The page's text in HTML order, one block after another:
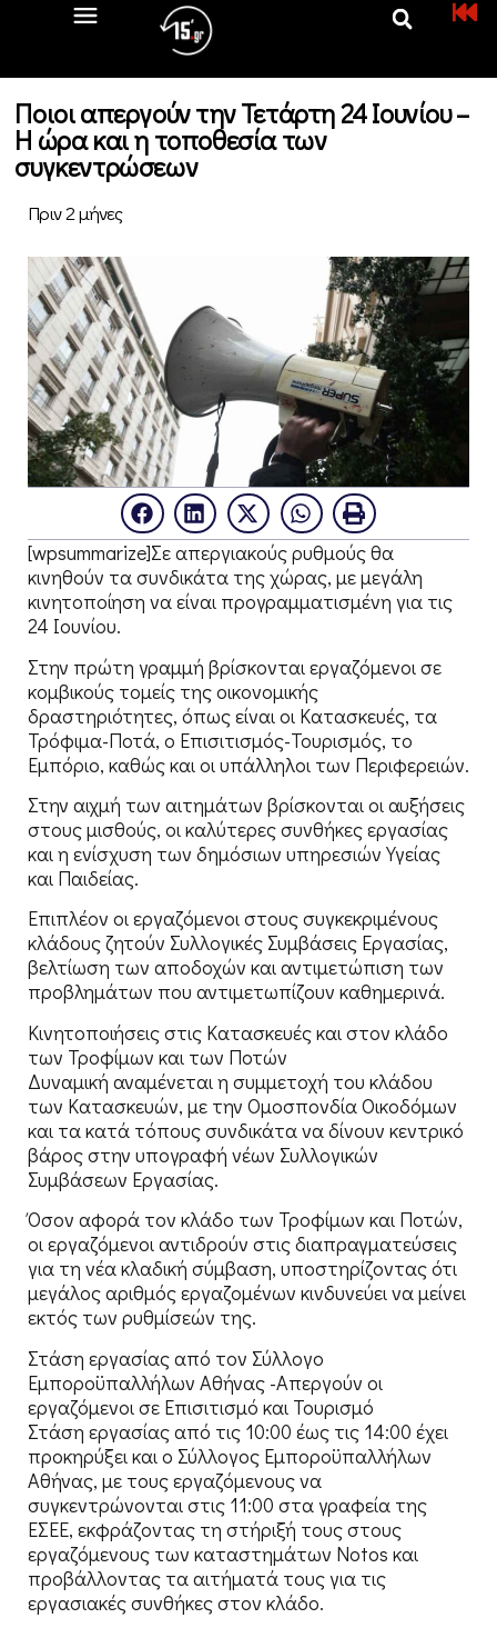
Ποιοι απεργούν την Τετάρτη 24 Ιουνίου –
Η ώρα και η τοποθεσία των
συγκεντρώσεων
Πριν 2 μήνες
[wpsummarize]Σε απεργιακούς ρυθμούς θα
κινηθούν τα συνδικάτα της χώρας, με μεγάλη
κινητοποίηση να είναι προγραμματισμένη για τις
24 Ιουνίου.
Στην πρώτη γραμμή βρίσκονται εργαζόμενοι σε
κομβικούς τομείς της οικονομικής
δραστηριότητες, όπως είναι οι Κατασκευές, τα
Τρόφιμα-Ποτά, ο Επισιτισμός-Τουρισμός, το
Εμπόριο, καθώς και οι υπάλληλοι των Περιφερειών.
Στην αιχμή των αιτημάτων βρίσκονται οι αυξήσεις
στους μισθούς, οι καλύτερες συνθήκες εργασίας
και η ενίσχυση των δημόσιων υπηρεσιών Υγείας
και Παιδείας.
Επιπλέον οι εργαζόμενοι στους συγκεκριμένους
κλάδους ζητούν Συλλογικές Συμβάσεις Εργασίας,
βελτίωση των αποδοχών και αντιμετώπιση των
προβλημάτων που αντιμετωπίζουν καθημερινά.
Κινητοποιήσεις στις Κατασκευές και στον κλάδο
των Τροφίμων και των Ποτών
Δυναμική αναμένεται η συμμετοχή του κλάδου
των Κατασκευών, με την Ομοσπονδία Οικοδόμων
και τα κατά τόπους συνδικάτα να δίνουν κεντρικό
βάρος στην υπογραφή νέων Συλλογικών
Συμβάσεων Εργασίας.
Όσον αφορά τον κλάδο των Τροφίμων και Ποτών,
οι εργαζόμενοι αντιδρούν στις διαπραγματεύσεις
για τη νέα κλαδική σύμβαση, υποστηρίζοντας ότι
μεγάλος αριθμός εργαζομένων κινδυνεύει να μείνει
εκτός των ρυθμίσεών της.
Στάση εργασίας από τον Σύλλογο
Εμποροϋπαλλήλων Αθήνας -Απεργούν οι
εργαζόμενοι σε Επισιτισμό και Τουρισμό
Στάση εργασίας από τις 10:00 έως τις 14:00 έχει
προκηρύξει και ο Σύλλογος Εμποροϋπαλλήλων
Αθήνας, με τους εργαζόμενους να
συγκεντρώνονται στις 11:00 στα γραφεία της
ΕΣΕΕ, εκφράζοντας τη στήριξή τους στους
εργαζόμενους των καταστημάτων Notos και
προβάλλοντας τα αιτήματά τους για τις
εργασιακές συνθήκες στον κλάδο.